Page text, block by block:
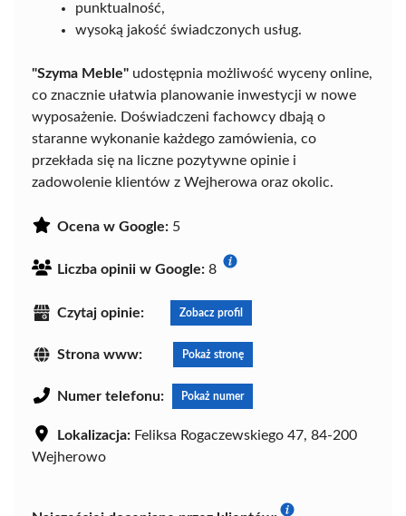
punktualność,
wysoką jakość świadczonych usług.
"Szyma Meble" udostępnia możliwość wyceny online,
co znacznie ułatwia planowanie inwestycji w nowe
wyposażenie. Doświadczeni fachowcy dbają o
staranne wykonanie każdego zamówienia, co
przekłada się na liczne pozytywne opinie i
zadowolenie klientów z Wejherowa oraz okolic.
Ocena w Google: 5
Liczba opinii w Google: 8
Czytaj opinie: Zobacz profil
Strona www: Pokaż stronę
Numer telefonu: Pokaż numer
Lokalizacja: Feliksa Rogaczewskiego 47, 84-200
Wejherowo